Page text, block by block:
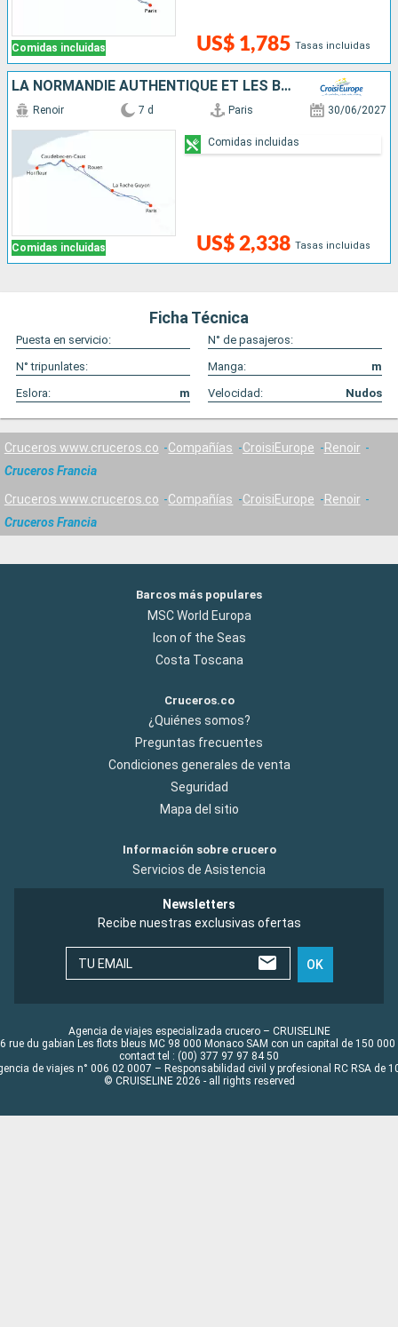
Comidas incluidas US$ 1,785 Tasas incluidas
LA NORMANDIE AUTHENTIQUE ET LES BOUCLES DE LA SEINE - VILLAGES DE CHARME, DÉCOUVERTES GOURMANDES ET GRANDS CLASSIQUES
Comidas incluidas
Renoir 7 d Paris 30/06/2027
US$ 2,338 Tasas incluidas
Comidas incluidas
Ficha Técnica
Puesta en servicio:
N° de pasajeros:
N° tripunlates:
Manga:
m
Eslora:
m Velocidad: Nudos
Cruceros www.cruceros.co Compañías CroisiEurope
Renoir
Cruceros Francia
Cruceros www.cruceros.co Compañías CroisiEurope
Renoir
Cruceros Francia
Barcos más populares
MSC World Europa
Icon of the Seas
Costa Toscana
Cruceros.co
¿Quiénes somos?
Preguntas frecuentes
Condiciones generales de venta
Seguridad
Mapa del sitio
Información sobre crucero
Servicios de Asistencia
Newsletters
Recibe nuestras exclusivas ofertas
TU EMAIL OK
Agencia de viajes especializada crucero – CRUISELINE
rue du gabian Les flots bleus MC 98 000 Monaco SAM con un capital de 150 000
contact tel : (00) 377 97 97 84 50
de viajes n° 006 02 0007 – Responsabilidad civil y profesional RC RSA de
© CRUISELINE 2026 - all rights reserved